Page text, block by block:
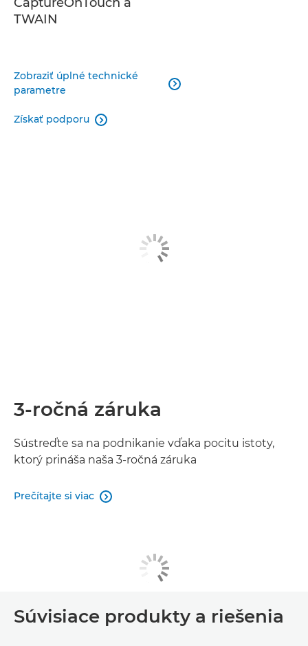
TWAIN
Zobraziť úplné technické
parametre

Získať podporu 
3-ročná záruka
Sústreďte sa na podnikanie vďaka pocitu istoty,
ktorý prináša naša 3-ročná záruka
Prečítajte si viac 
Súvisiace produkty a riešenia